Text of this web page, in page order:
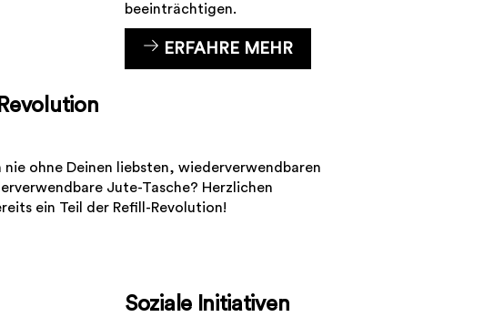
beeinträchtigen.
ERFAHRE MEHR
nie ohne Deinen liebsten, wiederverwendbaren
Jute-Tasche? Herzlichen
ein Teil der Refill-Revolution!
Soziale Initiativen